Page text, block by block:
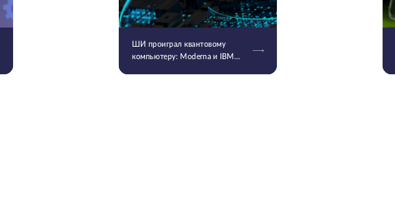
ШИ проиграл квантовому
компьютеру: Moderna и IBM